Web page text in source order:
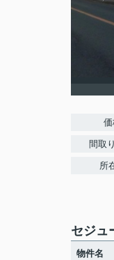
間取
所
セジュ
物件名